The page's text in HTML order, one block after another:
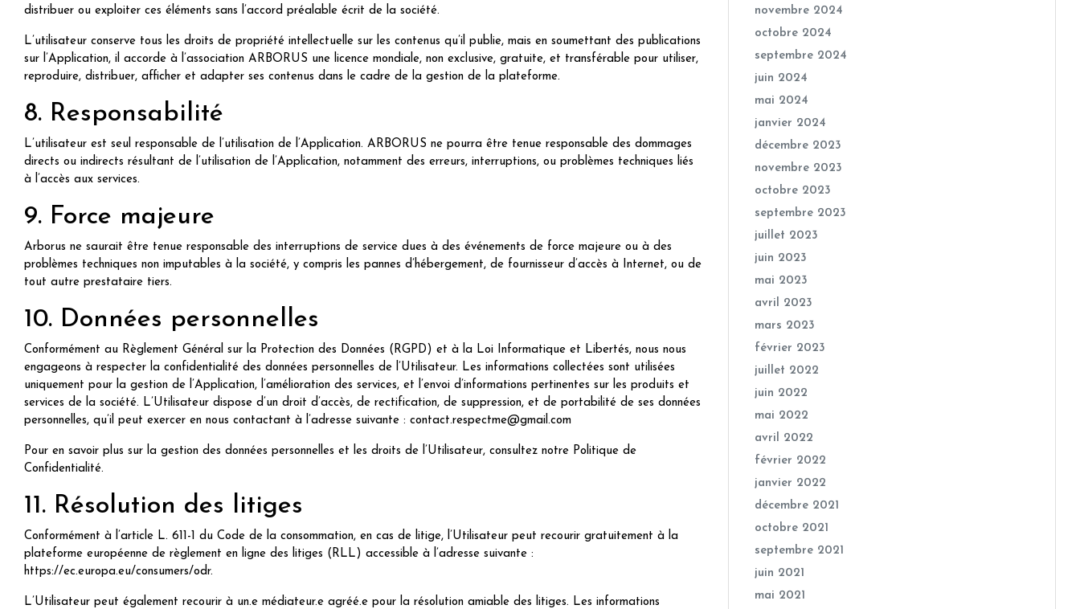
distribuer ou exploiter ces éléments sans l’accord préalable écrit de la société.
L’utilisateur conserve tous les droits de propriété intellectuelle sur les contenus qu’il publie, mais en soumettant des publications
sur l’Application, il accorde à l’association ARBORUS une licence mondiale, non exclusive, gratuite, et transférable pour utiliser,
reproduire, distribuer, afficher et adapter ses contenus dans le cadre de la gestion de la plateforme.
8. Responsabilité
L’utilisateur est seul responsable de l’utilisation de l’Application. ARBORUS ne pourra être tenue responsable des dommages
directs ou indirects résultant de l’utilisation de l’Application, notamment des erreurs, interruptions, ou problèmes techniques liés
à l’accès aux services.
9. Force majeure
Arborus ne saurait être tenue responsable des interruptions de service dues à des événements de force majeure ou à des
problèmes techniques non imputables à la société, y compris les pannes d’hébergement, de fournisseur d’accès à Internet, ou de
tout autre prestataire tiers.
10. Données personnelles
Conformément au Règlement Général sur la Protection des Données (RGPD) et à la Loi Informatique et Libertés, nous nous
engageons à respecter la confidentialité des données personnelles de l’Utilisateur. Les informations collectées sont utilisées
uniquement pour la gestion de l’Application, l’amélioration des services, et l’envoi d’informations pertinentes sur les produits et
services de la société. L’Utilisateur dispose d’un droit d’accès, de rectification, de suppression, et de portabilité de ses données
personnelles, qu’il peut exercer en nous contactant à l’adresse suivante : contact.respectme@gmail.com
Pour en savoir plus sur la gestion des données personnelles et les droits de l’Utilisateur, consultez notre Politique de
Confidentialité.
11. Résolution des litiges
Conformément à l’article L. 611-1 du Code de la consommation, en cas de litige, l’Utilisateur peut recourir gratuitement à la
plateforme européenne de règlement en ligne des litiges (RLL) accessible à l’adresse suivante :
https://ec.europa.eu/consumers/odr.
L’Utilisateur peut également recourir à un.e médiateur.e agréé.e pour la résolution amiable des litiges. Les informations
novembre 2024
octobre 2024
septembre 2024
juin 2024
mai 2024
janvier 2024
décembre 2023
novembre 2023
octobre 2023
septembre 2023
juillet 2023
juin 2023
mai 2023
avril 2023
mars 2023
février 2023
juillet 2022
juin 2022
mai 2022
avril 2022
février 2022
janvier 2022
décembre 2021
octobre 2021
septembre 2021
juin 2021
mai 2021